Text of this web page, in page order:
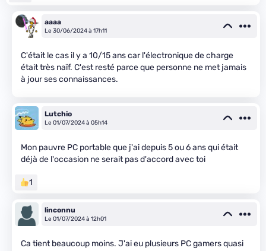
aaaa
Le 30/06/2024 à 17h11
C'était le cas il y a 10/15 ans car l'électronique de charge
était très naïf. C'est resté parce que personne ne met jamais
à jour ses connaissances.
Lutchio
Le 01/07/2024 à 05h14
Mon pauvre PC portable que j'ai depuis 5 ou 6 ans qui était
déjà de l'occasion ne serait pas d'accord avec toi
1
linconnu
Le 01/07/2024 à 12h01
Ca tient beaucoup moins. J'ai eu plusieurs PC gamers quasi